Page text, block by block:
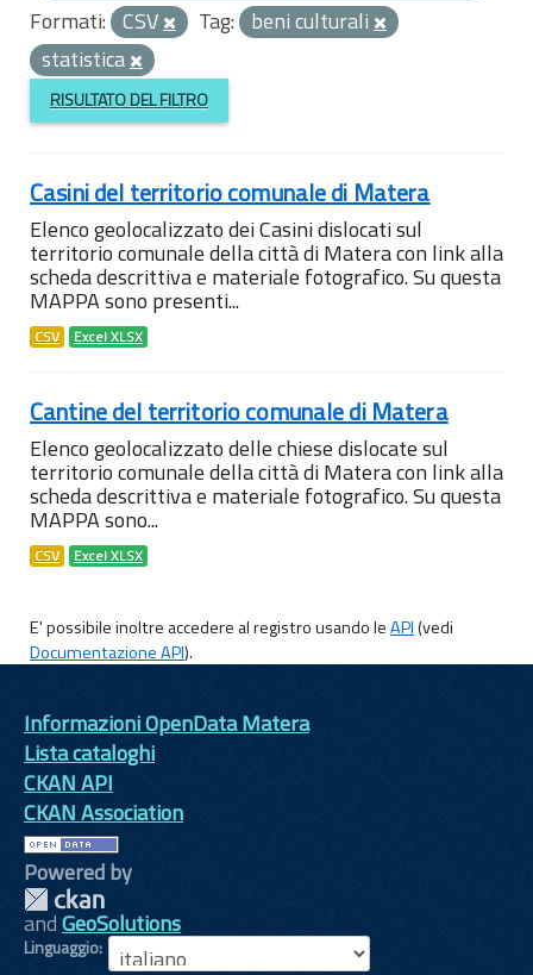
Formati: CSV Tag: beni culturali
statistica
RISULTATO DEL FILTRO
Casini del territorio comunale di Matera
Elenco geolocalizzato dei Casini dislocati sul
territorio comunale della città di Matera con link alla
scheda descrittiva e materiale fotografico. Su questa
MAPPA sono presenti...
CSV Excel XLSX
Cantine del territorio comunale di Matera
Elenco geolocalizzato delle chiese dislocate sul
territorio comunale della città di Matera con link alla
scheda descrittiva e materiale fotografico. Su questa
MAPPA sono...
CSV Excel XLSX
E' possibile inoltre accedere al registro usando leAPI(vedi
Documentazione API).
Informazioni OpenData Matera
Lista cataloghi
CKAN API
CKAN Association
Powered by
andGeoSolutions
Linguaggio